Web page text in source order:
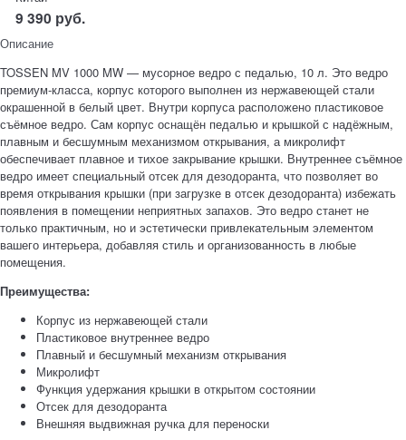
9 390 руб.
Описание
TOSSEN MV 1000 MW — мусорное ведро с педалью, 10 л. Это ведро
премиум‑класса, корпус которого выполнен из нержавеющей стали
окрашенной в белый цвет. Внутри корпуса расположено пластиковое
съёмное ведро. Сам корпус оснащён педалью и крышкой с надёжным,
плавным и бесшумным механизмом открывания, а микролифт
обеспечивает плавное и тихое закрывание крышки. Внутреннее съёмное
ведро имеет специальный отсек для дезодоранта, что позволяет во
время открывания крышки (при загрузке в отсек дезодоранта) избежать
появления в помещении неприятных запахов. Это ведро станет не
только практичным, но и эстетически привлекательным элементом
вашего интерьера, добавляя стиль и организованность в любые
помещения.
Преимущества:
Корпус из нержавеющей стали
Пластиковое внутреннее ведро
Плавный и бесшумный механизм открывания
Микролифт
Функция удержания крышки в открытом состоянии
Отсек для дезодоранта
Внешняя выдвижная ручка для переноски